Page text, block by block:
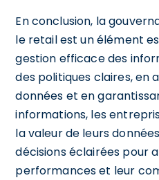
En conclusion, la
le retail est un élément
gestion efficace des
des politiques claires, en
données et en
informations, les
la valeur de leurs
décisions éclairées pour
performances et leur